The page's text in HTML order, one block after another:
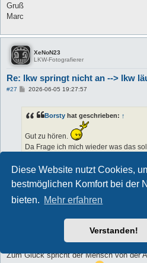
Diese Website nutzt Cookies,
bestmöglichen Komfort bei der
bieten. Mehr erfahren
Verstanden!
Gruß
Marc
XeNoN23
LKW-Fotografierer
Re: lkw springt nicht an --> lkw
#27
B
r
2026-06-05 19:27:57
Borsty hat geschrieben: ↑
Gut zu hören.
Da Frage ich mich wieder was das
Notlauf auslöst und nicht ne Lampe
überprüfen sollte.
Gute Weiterfahrt.
Das frage ich mich auch
Am Montag kann ich den Laster holen
Sachverhalt genau….bin gespannt…
Zum Glück spricht der Mensch von der